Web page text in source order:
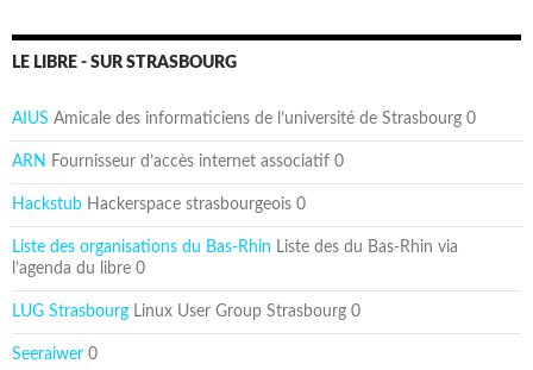
LE LIBRE - SUR STRASBOURG
AIUS Amicale des informaticiens de l’université de Strasbourg 0
ARN Fournisseur d’accès internet associatif 0
Hackstub Hackerspace strasbourgeois 0
Liste des organisations du Bas-Rhin Liste des du Bas-Rhin via
l’agenda du libre 0
LUG Strasbourg Linux User Group Strasbourg 0
Seeraiwer 0